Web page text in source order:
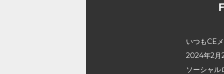
いつもCE
2024年2月
ソーシャ